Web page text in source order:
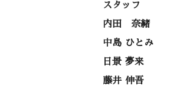
スタッフ
内田 奈緒
中島 ひとみ
日景 夢来
藤井 伸吾